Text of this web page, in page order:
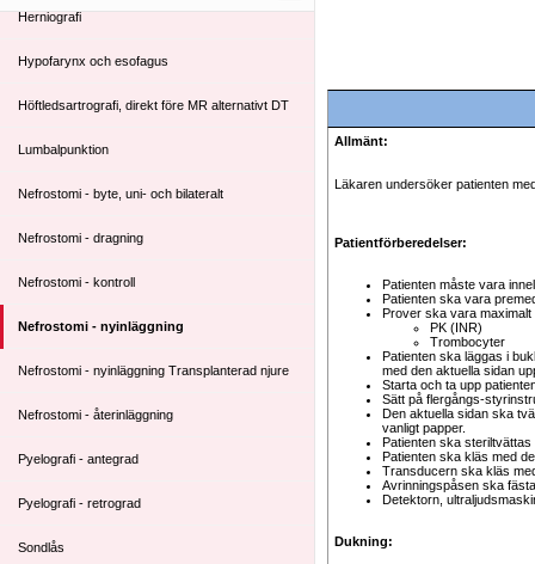
Herniografi
Hypofarynx och esofagus
Höftledsartrografi, direkt före MR alternativt DT
Lumbalpunktion
Nefrostomi - byte, uni- och bilateralt
Nefrostomi - dragning
Nefrostomi - kontroll
Nefrostomi - nyinläggning
Nefrostomi - nyinläggning Transplanterad njure
Nefrostomi - återinläggning
Pyelografi - antegrad
Pyelografi - retrograd
Sondlås
Allmänt:
Läkaren undersöker patienten
Patientförberedelser:
Patienten måste vara
Patienten ska vara
Prover ska vara maximalt
PK (INR)
Trombocyter
Patienten ska läggas i
med den aktuella sidan
Starta och ta upp
Sätt på flergångs-
Den aktuella sidan ska
vanligt papper.
Patienten ska
Patienten ska kläs med
Transducern ska kläs
Avrinningspåsen ska
Detektorn,
Dukning: